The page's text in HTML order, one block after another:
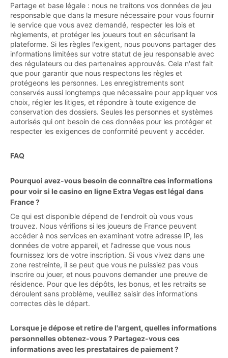
Partage et base légale : nous ne traitons vos données de jeu
responsable que dans la mesure nécessaire pour vous fournir
le service que vous avez demandé, respecter les lois et
règlements, et protéger les joueurs tout en sécurisant la
plateforme. Si les règles l'exigent, nous pouvons partager des
informations limitées sur votre statut de jeu responsable avec
des régulateurs ou des partenaires approuvés. Cela n'est fait
que pour garantir que nous respectons les règles et
protégeons les personnes. Les enregistrements sont
conservés aussi longtemps que nécessaire pour appliquer vos
choix, régler les litiges, et répondre à toute exigence de
conservation des dossiers. Seules les personnes et systèmes
autorisés qui ont besoin de ces données pour les protéger et
respecter les exigences de conformité peuvent y accéder.
FAQ
Pourquoi avez-vous besoin de connaître ces informations
pour voir si le casino en ligne Extra Vegas est légal dans
France ?
Ce qui est disponible dépend de l'endroit où vous vous
trouvez. Nous vérifions si les joueurs de France peuvent
accéder à nos services en examinant votre adresse IP, les
données de votre appareil, et l'adresse que vous nous
fournissez lors de votre inscription. Si vous vivez dans une
zone restreinte, il se peut que vous ne puissiez pas vous
inscrire ou jouer, et nous pouvons demander une preuve de
résidence. Pour que les dépôts, les bonus, et les retraits se
déroulent sans problème, veuillez saisir des informations
correctes dès le départ.
Lorsque je dépose et retire de l'argent, quelles informations
personnelles obtenez-vous ? Partagez-vous ces
informations avec les prestataires de paiement ?